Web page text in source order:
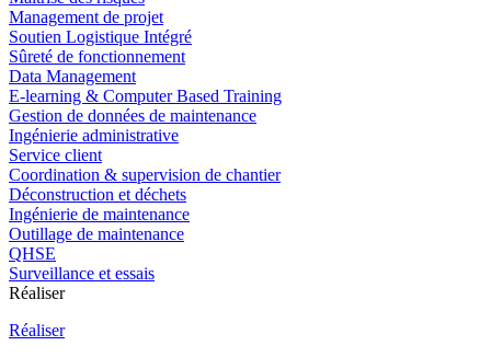
Management de projet
Soutien Logistique Intégré
Sûreté de fonctionnement
Data Management
E-learning & Computer Based Training
Gestion de données de maintenance
Ingénierie administrative
Service client
Coordination & supervision de chantier
Déconstruction et déchets
Ingénierie de maintenance
Outillage de maintenance
QHSE
Surveillance et essais
Réaliser
Réaliser